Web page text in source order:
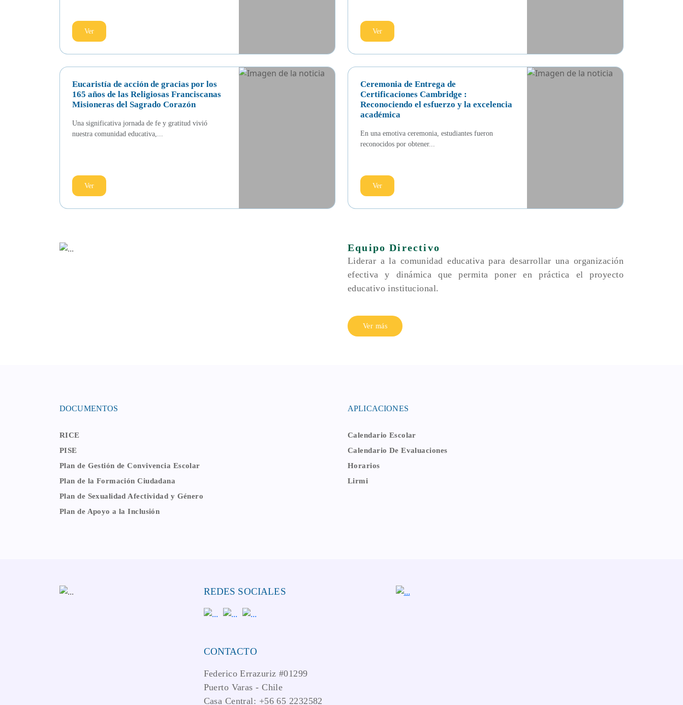
Ver Ver
Eucaristía de acción de gracias por los
165 años de las Religiosas Franciscanas
Misioneras del Sagrado Corazón
Una significativa jornada de fe y gratitud vivió
nuestra comunidad educativa,...
Ver
Ceremonia de Entrega de
Certificaciones Cambridge :
Reconociendo el esfuerzo y la excelencia
académica
En una emotiva ceremonia, estudiantes fueron
reconocidos por obtener...
Ver
Equipo Directivo
Liderar a la comunidad educativa para desarrollar una organización
efectiva y dinámica que permita poner en práctica el proyecto
educativo institucional.
Ver más
DOCUMENTOS
RICE
PISE
Plan de Gestión de Convivencia Escolar
Plan de la Formación Ciudadana
Plan de Sexualidad Afectividad y Género
Plan de Apoyo a la Inclusión
APLICACIONES
Calendario Escolar
Calendario De Evaluaciones
Horarios
Lirmi
REDES SOCIALES
CONTACTO
Federico Errazuriz #01299
Puerto Varas - Chile
Casa Central: +56 65 2232582